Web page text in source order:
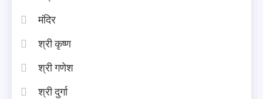
मंदिर
श्री कृष्ण
श्री गणेश
श्री दुर्गा